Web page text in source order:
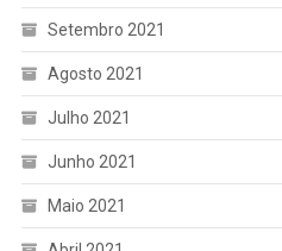
Setembro 2021
Agosto 2021
Julho 2021
Junho 2021
Maio 2021